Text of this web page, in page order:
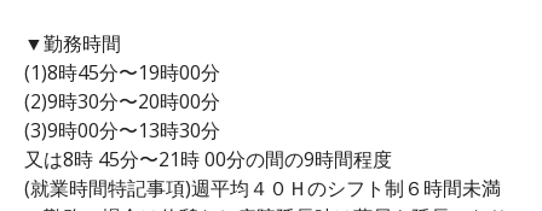
▼勤務時間
(1)8時45分〜19時00分
(2)9時30分〜20時00分
(3)9時00分〜13時30分
又は8時 45分〜21時 00分の間の9時間程度
(就業時間特記事項)週平均４０Ｈのシフト制６時間未満